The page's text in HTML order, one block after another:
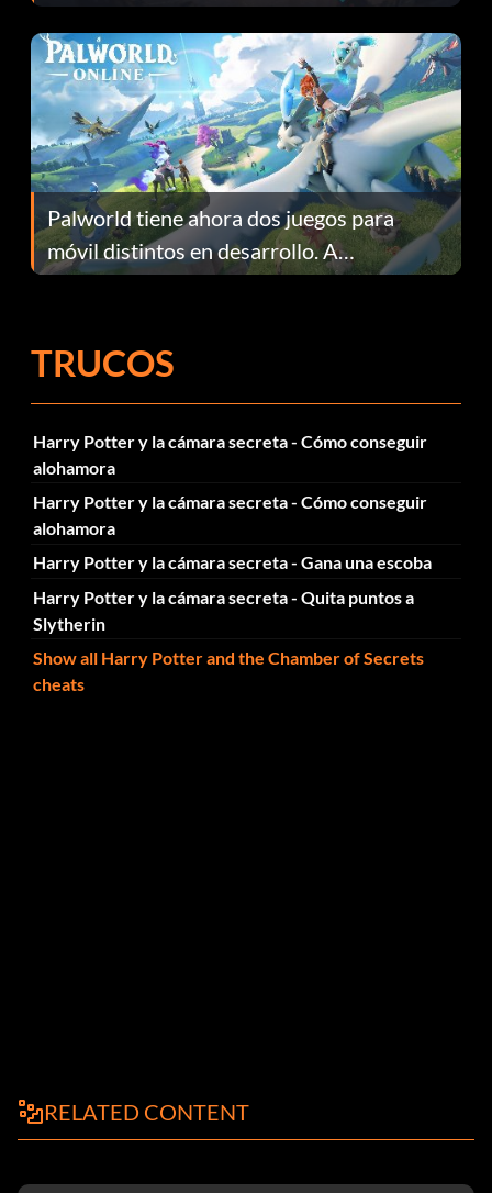
Fans Are Hopeful
Palworld tiene ahora dos juegos para
móvil distintos en desarrollo. A
continuación te explicamos por qué.
TRUCOS
Harry Potter y la cámara secreta - Cómo conseguir
alohamora
Harry Potter y la cámara secreta - Cómo conseguir
alohamora
Harry Potter y la cámara secreta - Gana una escoba
Harry Potter y la cámara secreta - Quita puntos a
Slytherin
Show all Harry Potter and the Chamber of Secrets
cheats
RELATED CONTENT